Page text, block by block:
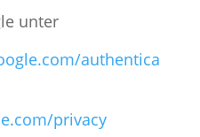
unter
authentica
privacy